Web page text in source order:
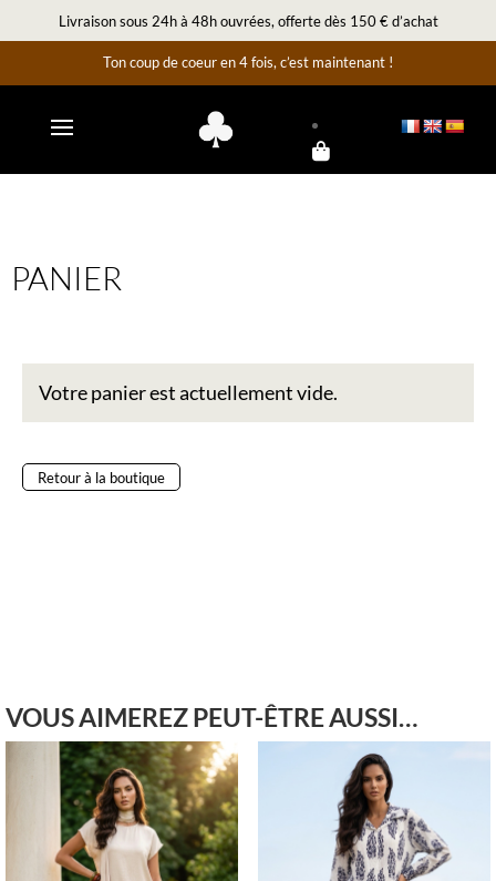
Livraison sous 24h à 48h ouvrées, offerte dès 150 € d’achat
Ton coup de coeur en 4 fois, c’est maintenant !
PANIER
Votre panier est actuellement vide.
Retour à la boutique
VOUS AIMEREZ PEUT-ÊTRE AUSSI…